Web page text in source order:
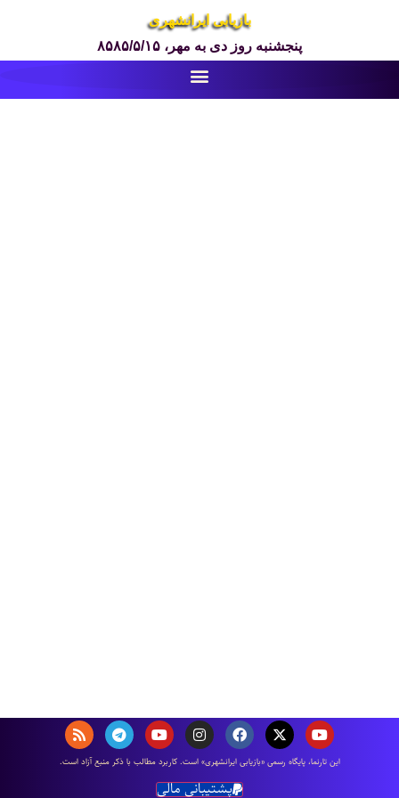
بازیابی ایرانشهری
پنجشنبه روز دی به مهر، ۸۵۸۵/۵/۱۵
اين تارنما، پایگاه رسمی «بازیابی ایرانشهری» است. كاربرد مطالب با ذكر منبع آزاد است.
پشتیبانی مالی